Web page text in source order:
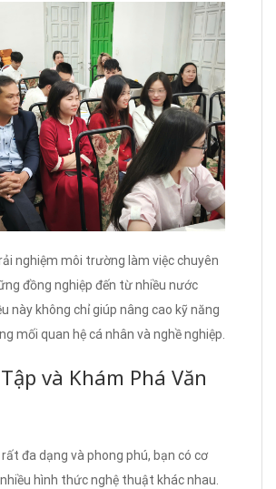
nghiệm môi trường làm việc chuyên
đồng nghiệp đến từ nhiều nước
này không chỉ giúp nâng cao kỹ năng
mối quan hệ cá nhân và nghề nghiệp.
và Khám Phá Văn
đa dạng và phong phú, bạn có cơ
hình thức nghệ thuật khác nhau.